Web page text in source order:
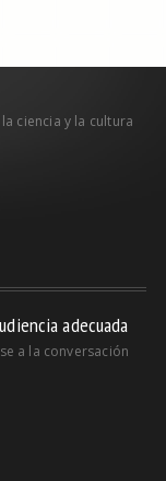
ciencia y la cultura
adecuada
a la conversación